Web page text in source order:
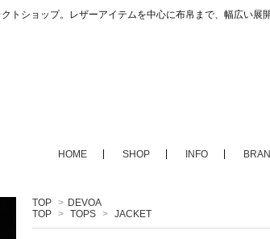
トショップ。レザーアイテムを中心に布帛まで、幅広い展
HOME SHOP INFO
TOP > DEVOA
TOP > TOPS > JACKET